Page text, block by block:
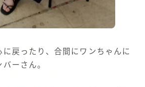
戻ったり、合間にワンちゃんに
ーさん。